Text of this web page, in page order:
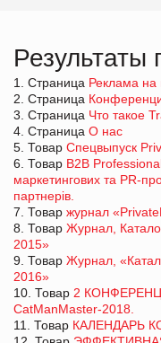
Результаты
1. Страница Реклама на
2. Страница
3. Страница Что такое
4. Страница О нас
5. Товар Спецвыпуск
6. Товар B2B
маркетингових та PR-
партнерів.
7. Товар журнал
8. Товар Журнал,
2015»
9. Товар Журнал,
2016»
10. Товар 2
CatManMaster-2018.
11. Товар КАЛЕНДАРЬ